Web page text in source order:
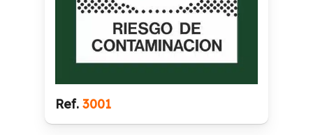
Ref. 3001